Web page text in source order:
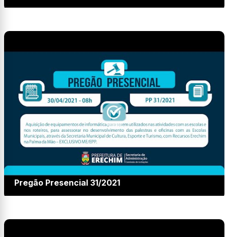
Pregão Presencial 31/2021